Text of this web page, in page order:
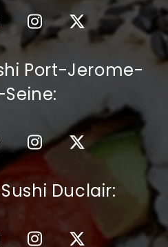
Port-Jerome-
Duclair: